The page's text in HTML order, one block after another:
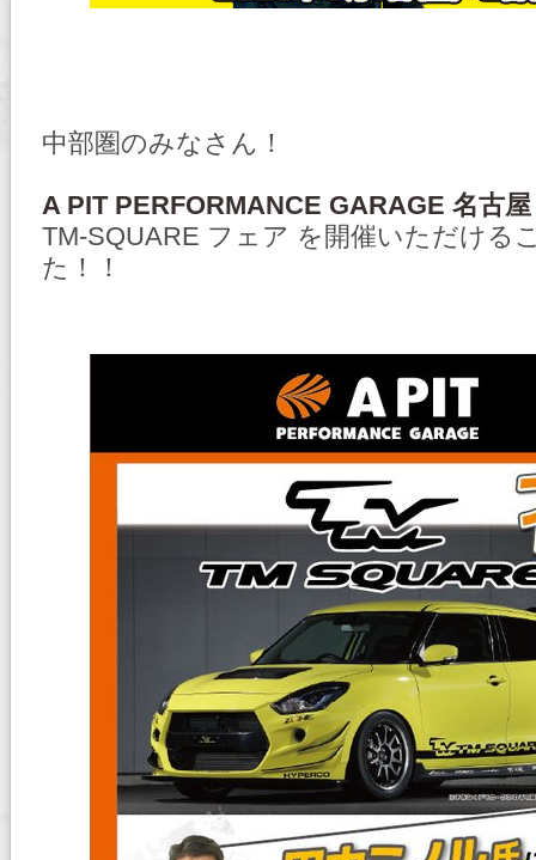
中部圏のみなさん！
A PIT PERFORMANCE GARAGE 名古屋
TM-SQUARE フェア を開催いただける
た！！